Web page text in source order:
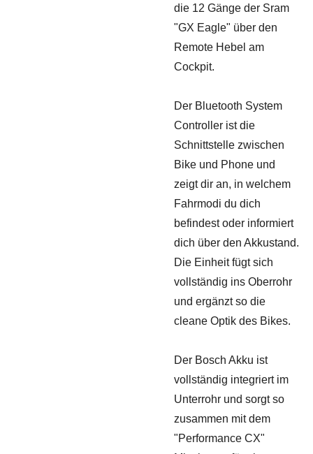
die 12 Gänge der Sram
"GX Eagle" über den
Remote Hebel am
Cockpit.
Der Bluetooth System
Controller ist die
Schnittstelle zwischen
Bike und Phone und
zeigt dir an, in welchem
Fahrmodi du dich
befindest oder informiert
dich über den Akkustand.
Die Einheit fügt sich
vollständig ins Oberrohr
und ergänzt so die
cleane Optik des Bikes.
Der Bosch Akku ist
vollständig integriert im
Unterrohr und sorgt so
zusammen mit dem
"Performance CX"